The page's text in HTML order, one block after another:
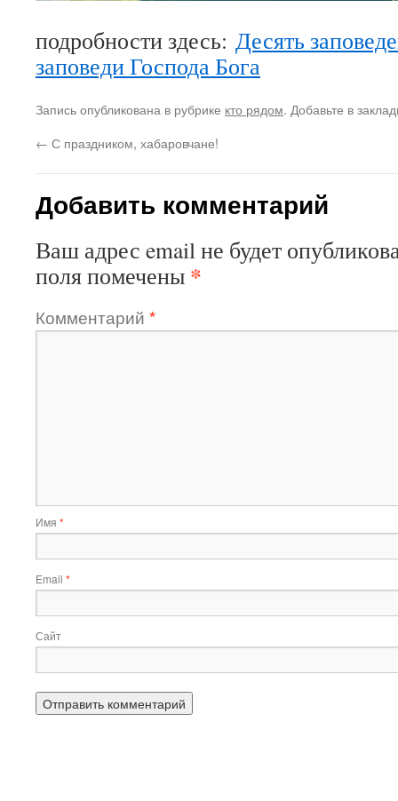
подробности здесь: Десять
заповеди Господа Бога
Запись опубликована в рубрике кто рядом. Добавьте в
← С праздником, хабаровчане!
Добавить комментарий
Ваш адрес email не будет
поля помечены *
Комментарий *
Имя *
Email *
Сайт